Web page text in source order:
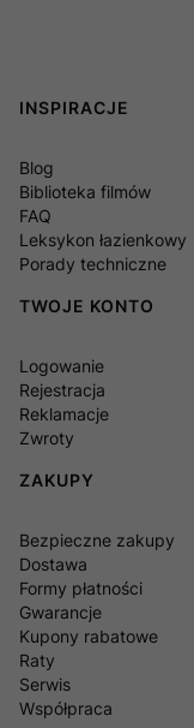
Linki w stopce
INSPIRACJE
Blog
Biblioteka filmów
FAQ
Leksykon łazienkowy
Porady techniczne
TWOJE KONTO
Logowanie
Rejestracja
Reklamacje
Zwroty
ZAKUPY
Bezpieczne zakupy
Dostawa
Formy płatności
Gwarancje
Kupony rabatowe
Raty
Serwis
Współpraca